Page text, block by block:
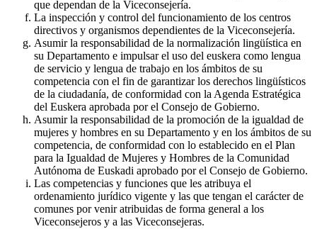
que dependan de la Viceconsejería.
La inspección y control del funcionamiento de los centros
directivos y organismos dependientes de la Viceconsejería.
Asumir la responsabilidad de la normalización lingüística en
su Departamento e impulsar el uso del euskera como lengua
de servicio y lengua de trabajo en los ámbitos de su
competencia con el fin de garantizar los derechos lingüísticos
de la ciudadanía, de conformidad con la Agenda Estratégica
del Euskera aprobada por el Consejo de Gobierno.
Asumir la responsabilidad de la promoción de la igualdad de
mujeres y hombres en su Departamento y en los ámbitos de su
competencia, de conformidad con lo establecido en el Plan
para la Igualdad de Mujeres y Hombres de la Comunidad
Autónoma de Euskadi aprobado por el Consejo de Gobierno.
Las competencias y funciones que les atribuya el
ordenamiento jurídico vigente y las que tengan el carácter de
comunes por venir atribuidas de forma general a los
Viceconsejeros y a las Viceconsejeras.